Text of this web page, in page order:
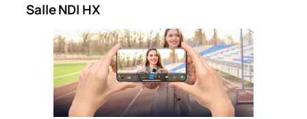
Salle NDI HX